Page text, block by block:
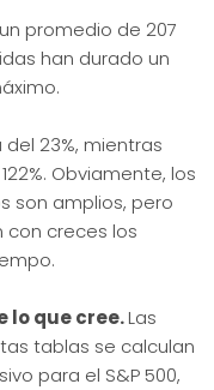
promedio de 207
han durado un
23%, mientras
Obviamente, los
son amplios, pero
creces los
lo que cree.Las
tablas se calculan
para el S&P 500,